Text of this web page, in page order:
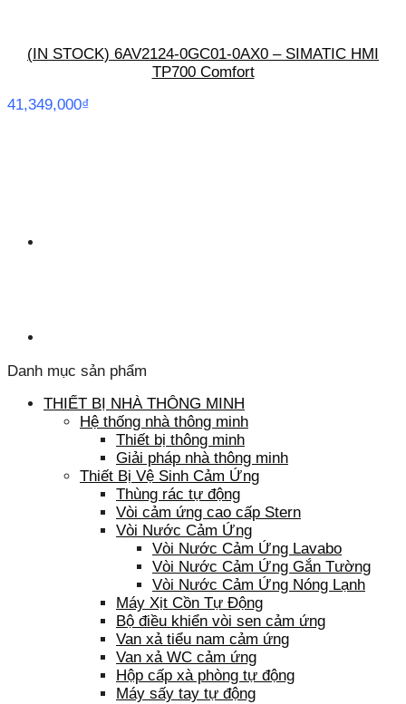
(IN STOCK) 6AV2124-0GC01-0AX0 – SIMATIC HMI
TP700 Comfort
41,349,000₫
Danh mục sản phẩm
THIẾT BỊ NHÀ THÔNG MINH
Hệ thống nhà thông minh
Thiết bị thông minh
Giải pháp nhà thông minh
Thiết Bị Vệ Sinh Cảm Ứng
Thùng rác tự động
Vòi cảm ứng cao cấp Stern
Vòi Nước Cảm Ứng
Vòi Nước Cảm Ứng Lavabo
Vòi Nước Cảm Ứng Gắn Tường
Vòi Nước Cảm Ứng Nóng Lạnh
Máy Xịt Cồn Tự Động
Bộ điều khiển vòi sen cảm ứng
Van xả tiểu nam cảm ứng
Van xả WC cảm ứng
Hộp cấp xà phòng tự động
Máy sấy tay tự động